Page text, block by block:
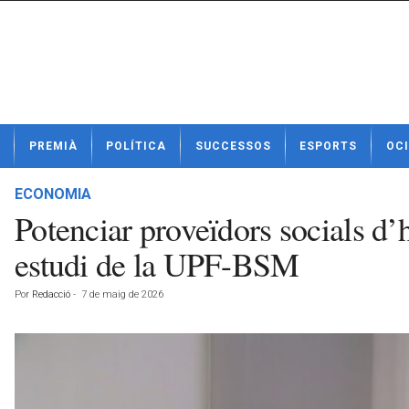
t
PREMIÀ POLÍTICA SUCCESSOS ESPORTS OCI
ECONOMIA
Potenciar proveïdors socials
estudi de la UPF-BSM
Por Redacció - 7 de maig de 2026